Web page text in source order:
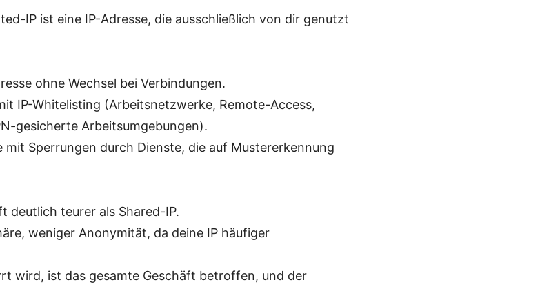
IP ist eine IP-Adresse, die ausschließlich von dir genutzt
ohne Wechsel bei Verbindungen.
IP-Whitelisting (Arbeitsnetzwerke, Remote-Access,
gesicherte Arbeitsumgebungen).
mit Sperrungen durch Dienste, die auf Mustererkennung
deutlich teurer als Shared-IP.
weniger Anonymität, da deine IP häufiger
wird, ist das gesamte Geschäft betroffen, und der